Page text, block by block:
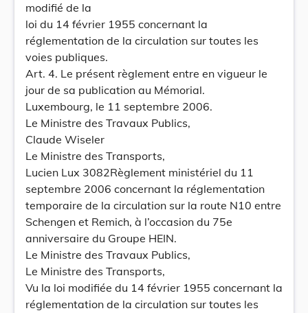
modifié de la
loi du 14 février 1955 concernant la
réglementation de la circulation sur toutes les
voies publiques.
Art. 4. Le présent règlement entre en vigueur le
jour de sa publication au Mémorial.
Luxembourg, le 11 septembre 2006.
Le Ministre des Travaux Publics,
Claude Wiseler
Le Ministre des Transports,
Lucien Lux 3082Règlement ministériel du 11
septembre 2006 concernant la réglementation
temporaire de la circulation sur la route N10 entre
Schengen et Remich, à l’occasion du 75e
anniversaire du Groupe HEIN.
Le Ministre des Travaux Publics,
Le Ministre des Transports,
Vu la loi modifiée du 14 février 1955 concernant la
réglementation de la circulation sur toutes les